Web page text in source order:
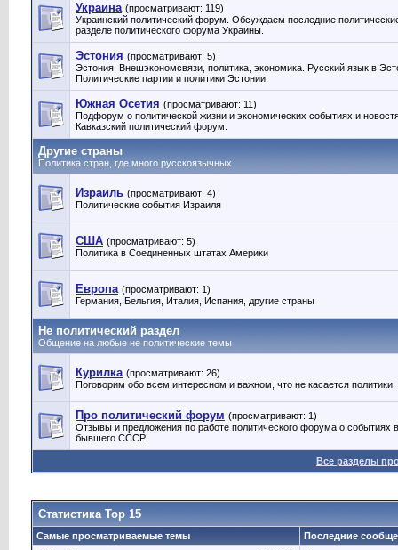
Украина (просматривают: 119)
Украинский политический форум. Обсуждаем последние
разделе политического форума Украины.
Эстония (просматривают: 5)
Эстония. Внешэкономсвязи, политика, экономика. Русский язык в
Политические партии и политики Эстонии‎.
Южная Осетия (просматривают: 11)
Подфорум о политической жизни и экономических событиях и
Кавказский политический форум.
Другие страны
Политика стран, где много русскоязычных
Израиль (просматривают: 4)
Политические события Израиля
США (просматривают: 5)
Политика в Соединенных штатах Америки
Европа (просматривают: 1)
Германия, Бельгия, Италия, Испания, другие страны
Не политический раздел
Общение на любые не политические темы
Курилка (просматривают: 26)
Поговорим обо всем интересном и важном, что не касается политики.
Про политический форум (просматривают: 1)
Отзывы и предложения по работе политического форума о событиях
бывшего СССР.
Все разделы
Статистика Top 15
Самые просматриваемые темы
Последние